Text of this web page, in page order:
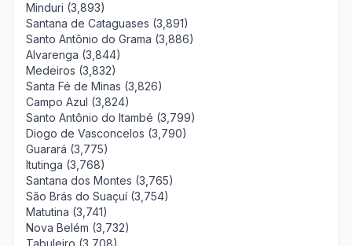
Minduri (3,893)
Santana de Cataguases (3,891)
Santo Antônio do Grama (3,886)
Alvarenga (3,844)
Medeiros (3,832)
Santa Fé de Minas (3,826)
Campo Azul (3,824)
Santo Antônio do Itambé (3,799)
Diogo de Vasconcelos (3,790)
Guarará (3,775)
Itutinga (3,768)
Santana dos Montes (3,765)
São Brás do Suaçuí (3,754)
Matutina (3,741)
Nova Belém (3,732)
Tabuleiro (3,708)